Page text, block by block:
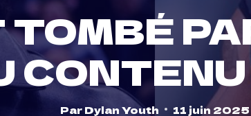
TOMBÉ
ParDylan Youth 11 juin 2025